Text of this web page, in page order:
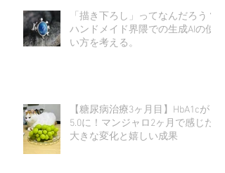
「描き下ろし」ってなんだろう？
ハンドメイド界隈での生成AIの使
い方を考える。
【糖尿病治療3ヶ月目】HbA1cが
5.0に！マンジャロ2ヶ月で感じた
大きな変化と嬉しい成果